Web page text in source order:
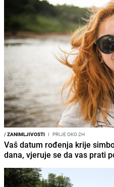
/ZANIMLJIVOSTI I PRIJE OKO 2H
Vaš datum rođenja krije
dana, vjeruje se da vas prati